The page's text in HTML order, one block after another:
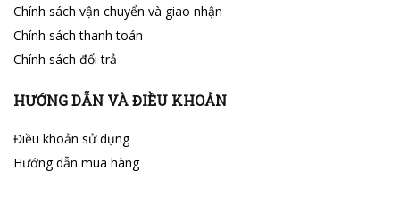
Chính sách vận chuyển và giao nhận
Chính sách thanh toán
Chính sách đổi trả
HƯỚNG DẪN VÀ ĐIỀU KHOẢN
Điều khoản sử dụng
Hướng dẫn mua hàng